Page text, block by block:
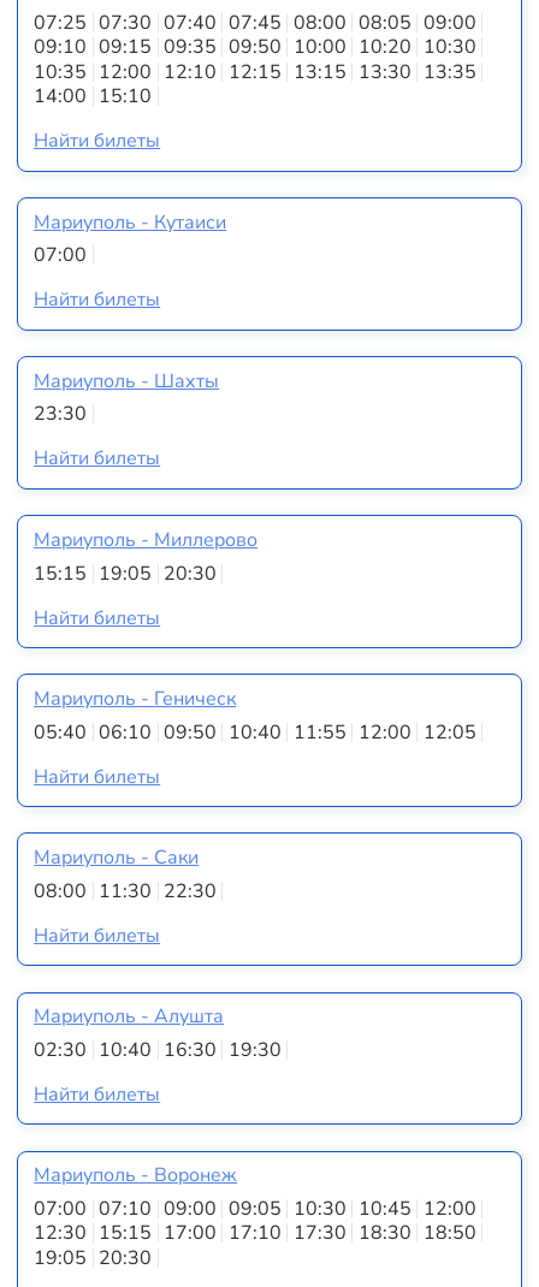
07:25 07:30 07:40 07:45 08:00 08:05 09:00
09:10 09:15 09:35 09:50 10:00 10:20 10:30
10:35 12:00 12:10 12:15 13:15 13:30 13:35
14:00 15:10
Найти билеты
Мариуполь - Кутаиси
07:00
Найти билеты
Мариуполь - Шахты
23:30
Найти билеты
Мариуполь - Миллерово
15:15 19:05 20:30
Найти билеты
Мариуполь - Геническ
05:40 06:10 09:50 10:40 11:55 12:00 12:05
Найти билеты
Мариуполь - Саки
08:00 11:30 22:30
Найти билеты
Мариуполь - Алушта
02:30 10:40 16:30 19:30
Найти билеты
Мариуполь - Воронеж
07:00 07:10 09:00 09:05 10:30 10:45 12:00
12:30 15:15 17:00 17:10 17:30 18:30 18:50
19:05 20:30